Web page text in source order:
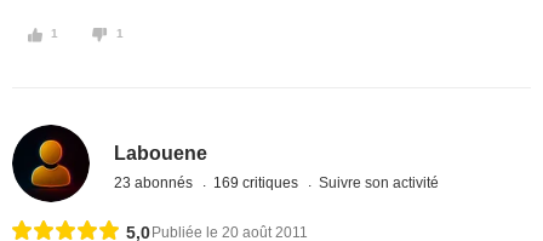
1 1
Labouene
23 abonnés 169 critiques Suivre son activité
5,0 Publiée le 20 août 2011